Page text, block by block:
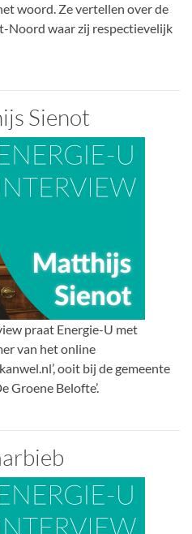
woord. Ze vertellen over de
Noord waar zij respectievelijk
Sienot
praat Energie-U met
van het online
ooit bij de gemeente
Groene Belofte’.